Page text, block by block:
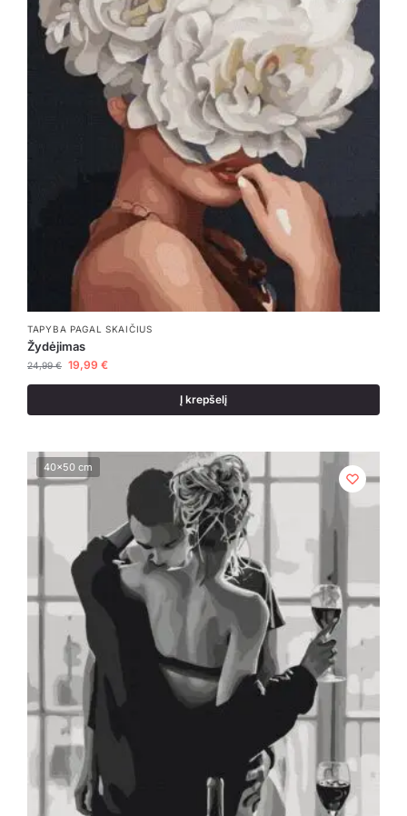
TAPYBA PAGAL SKAIČIUS
Žydėjimas
24,99€ 19,99 €
Į krepšelį
40x50 cm